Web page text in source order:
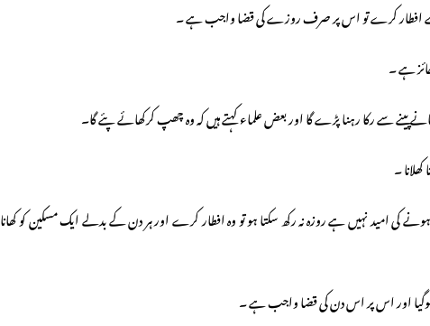
امید نہیں ہے روزہ نہ رکھ سکتا ہو تو وہ افطار کرے اور ہر دن کے بدلے ایک مسکین کو کھانا